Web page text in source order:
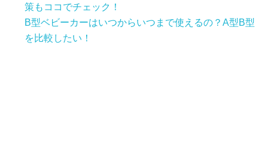
策もココでチェック！
B型ベビーカーはいつからいつまで使えるの？A型B型
を比較したい！